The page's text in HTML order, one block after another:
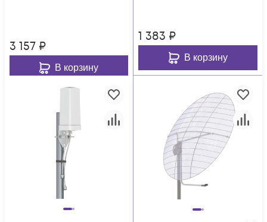
3 157 ₽
В корзину
1 383 ₽
В корзину